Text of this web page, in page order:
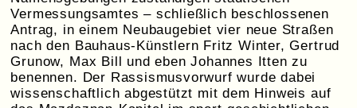
Vermessungsamtes – schließlich beschlossenen
Antrag, in einem Neubaugebiet vier neue Straßen
nach den Bauhaus-Künstlern Fritz Winter, Gertrud
Grunow, Max Bill und eben Johannes Itten zu
benennen. Der Rassismusvorwurf wurde dabei
wissenschaftlich abgestützt mit dem Hinweis auf